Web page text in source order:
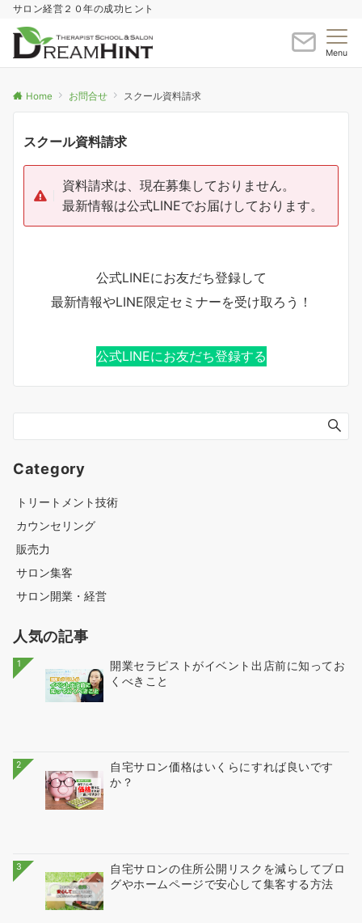
サロン経営２０年の成功ヒント
Menu
Home お問合せ スクール資料請求
スクール資料請求
資料請求は、現在募集しておりません。
最新情報は公式LINEでお届けしております。
公式LINEにお友だち登録して
最新情報やLINE限定セミナーを受け取ろう！
公式LINEにお友だち登録する
Category
トリートメント技術
カウンセリング
販売力
サロン集客
サロン開業・経営
人気の記事
1
開業セラピストがイベント出店前に知ってお
くべきこと
2
自宅サロン価格はいくらにすれば良いです
か？
3
自宅サロンの住所公開リスクを減らしてブロ
グやホームページで安心して集客する方法